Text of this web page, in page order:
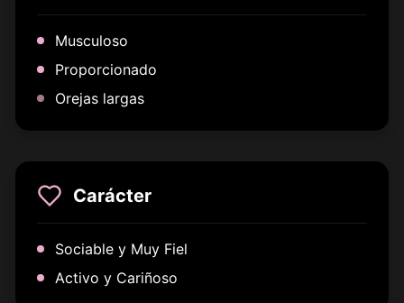
Musculoso
Proporcionado
Orejas largas
Carácter
Sociable y Muy Fiel
Activo y Cariñoso